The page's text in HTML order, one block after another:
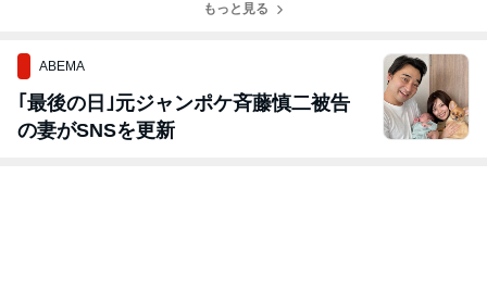
もっと見る
ABEMA
｢最後の日｣元ジャンポケ斉藤慎二被告
の妻がSNSを更新